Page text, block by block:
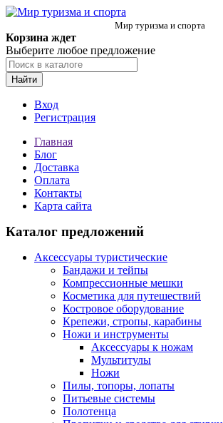
Мир туризма и спорта
Корзина ждет
Выберите любое предложение
Найти
Вход
Регистрация
Главная
Блог
Доставка
Оплата
Контакты
Карта сайта
Каталог предложений
Аксессуары туристические
Бандажи и тейпы
Компрессионные мешки
Косметика для путешествий
Костровое оборудование
Крепежи, стропы, карабины
Ножи и инструменты
Аксессуары к ножам
Мультитулы
Ножи
Пилы, топоры, лопаты
Питьевые системы
Полотенца